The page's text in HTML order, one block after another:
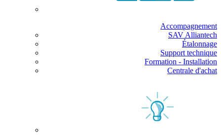
Accompagnement
SAV Alliantech
Étalonnage
Support technique
Formation - Installation
Centrale d'achat